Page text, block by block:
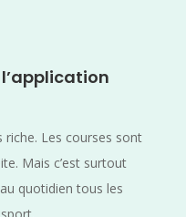
riche. Les courses sont
Mais c’est surtout
quotidien tous les